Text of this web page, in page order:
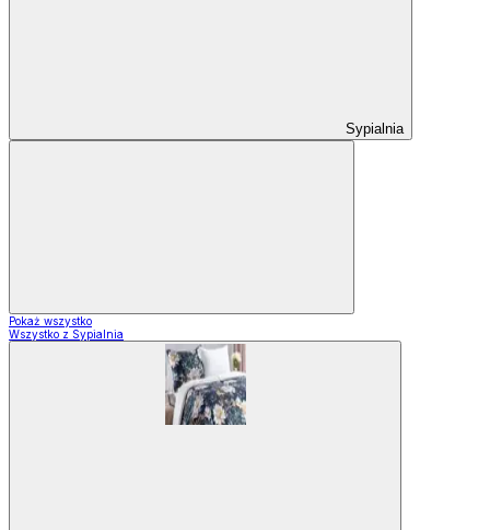
Sypialnia
Pokaż wszystko
Wszystko z Sypialnia